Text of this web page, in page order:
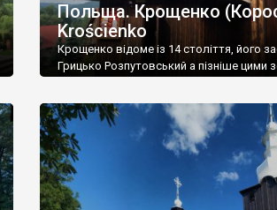
Польща. Крощенко
Krościenko
Крощенко відоме із 14 століття, його
Грицько Розпутовський а пізніше цими
Руського воєводства Речі Посполитої, а
потрапило у межі Добромильського
Володимерії. На південь і на північ
розкинулася Бойківщина – етнічна […]